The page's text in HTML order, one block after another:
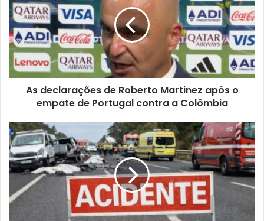
As declarações de Roberto Martinez após o
empate de Portugal contra a Colômbia